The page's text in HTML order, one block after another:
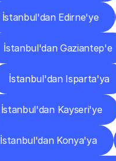
İstanbul'dan Edirne'ye
İstanbul'dan Gaziantep'e
İstanbul'dan Isparta'ya
İstanbul'dan Kayseri'ye
İstanbul'dan Konya'ya